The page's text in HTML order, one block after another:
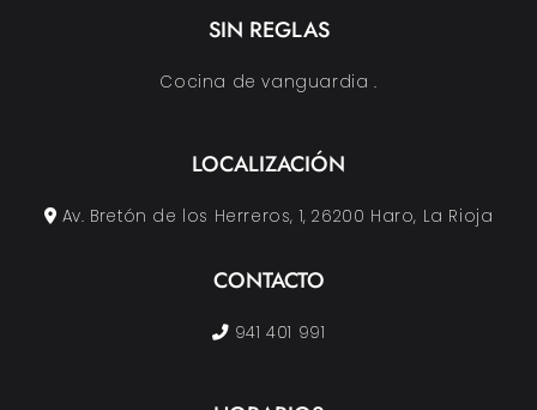
SIN REGLAS
Cocina de vanguardia .
LOCALIZACIÓN
Av. Bretón de los Herreros, 1, 26200 Haro, La Rioja
CONTACTO
941 401 991